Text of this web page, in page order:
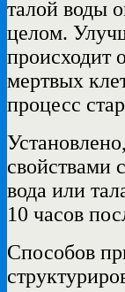
талой воды
целом.
происходит
мертвых
процесс
свойствами
вода или
10 часов
Способов